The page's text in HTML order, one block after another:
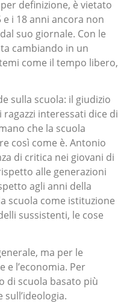
definizione, è vietato
i 18 anni ancora non
suo giornale. Con le
cambiando in un
come il tempo libero,
sulla scuola: il giudizio
interessati dice di
che la scuola
così come è. Antonio
di critica nei giovani di
alle generazioni
agli anni della
scuola come istituzione
sussistenti, le cose
ma per le
l’economia. Per
di scuola basato più